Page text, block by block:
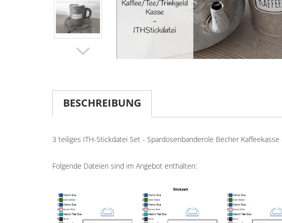
BESCHREIBUNG
3 teiliges ITH-Stickdatei Set - Spardosenbanderole Becher
Folgende Dateien sind im Angebot enthalten: